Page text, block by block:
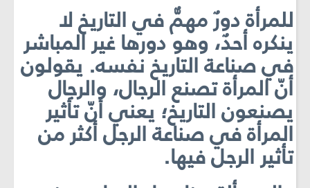
للمرأة دورٌ مهمٌّ في التاريخ لا
ينكره أحدٌ، وهو دورها غير المباشر
في صناعة التاريخ نفسه. يقولون
أنّ المرأة تصنع الرجال، والرجال
يصنعون التاريخ؛ يعني أنّ تأثير
المرأة في صناعة الرجل أكثر من
تأثير الرجل فيها.